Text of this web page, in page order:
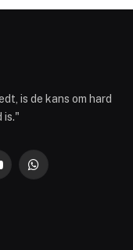
is de kans om hard
is."
WhatsApp